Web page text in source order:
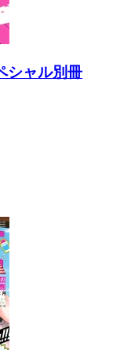
ャル別冊